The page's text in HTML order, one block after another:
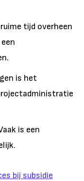
tijd overheen
is het
is een
bij subsidie